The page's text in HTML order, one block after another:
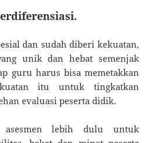
dan sudah diberi kekuatan,
unik dan hebat semenjak
guru harus bisa memetakkan
itu untuk tingkatkan
evaluasi peserta didik.
asesmen lebih dulu untuk